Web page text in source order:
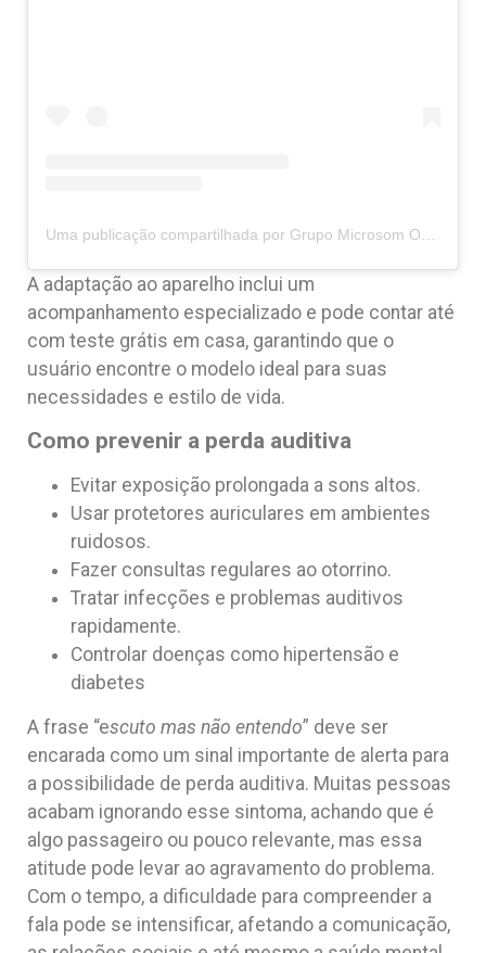
A adaptação ao aparelho inclui um
acompanhamento especializado e pode contar até
com teste grátis em casa, garantindo que o
usuário encontre o modelo ideal para suas
necessidades e estilo de vida.
Como prevenir a perda auditiva
Evitar exposição prolongada a sons altos.
Usar protetores auriculares em ambientes
ruidosos.
Fazer consultas regulares ao otorrino.
Tratar infecções e problemas auditivos
rapidamente.
Controlar doenças como hipertensão e
diabetes
A frase “escuto mas não entendo” deve ser
encarada como um sinal importante de alerta para
a possibilidade de perda auditiva. Muitas pessoas
acabam ignorando esse sintoma, achando que é
algo passageiro ou pouco relevante, mas essa
atitude pode levar ao agravamento do problema.
Com o tempo, a dificuldade para compreender a
fala pode se intensificar, afetando a comunicação,